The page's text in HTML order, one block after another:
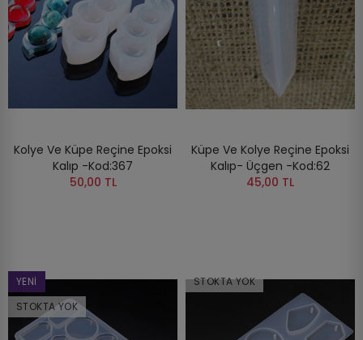
Kolye Ve Küpe Reçine Epoksi
Kalıp -Kod:367
50,00 TL
Küpe Ve Kolye Reçine Epoksi
Kalıp- Üçgen -Kod:62
45,00 TL
YENI
STOKTA YOK
STOKTA YOK